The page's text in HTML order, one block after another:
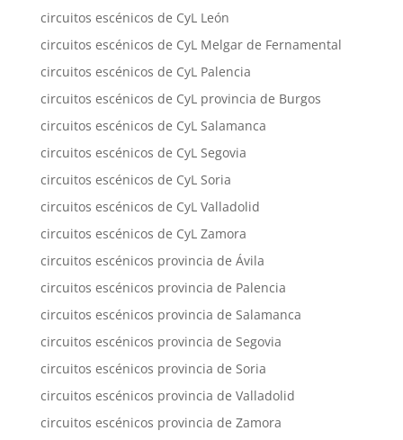
circuitos escénicos de CyL León
circuitos escénicos de CyL Melgar de Fernamental
circuitos escénicos de CyL Palencia
circuitos escénicos de CyL provincia de Burgos
circuitos escénicos de CyL Salamanca
circuitos escénicos de CyL Segovia
circuitos escénicos de CyL Soria
circuitos escénicos de CyL Valladolid
circuitos escénicos de CyL Zamora
circuitos escénicos provincia de Ávila
circuitos escénicos provincia de Palencia
circuitos escénicos provincia de Salamanca
circuitos escénicos provincia de Segovia
circuitos escénicos provincia de Soria
circuitos escénicos provincia de Valladolid
circuitos escénicos provincia de Zamora